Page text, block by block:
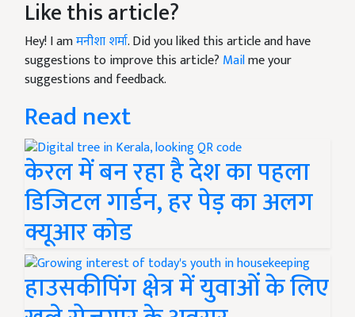
Like this article?
Hey! I amमनीशा शर्मा. Did you liked this article and have
suggestions to improve this article? Mailme your
suggestions and feedback.
Read next
केरल में बन रहा है देश का पहला
डिजिटल गार्डन, हर पेड़ का अलग
क्यूआर कोड
हाउसकीपिंग क्षेत्र में युवाओं के लिए